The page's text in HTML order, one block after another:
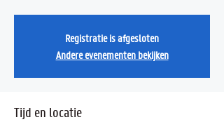
Registratie is afgesloten
Andere evenementen bekijken
Tijd en locatie